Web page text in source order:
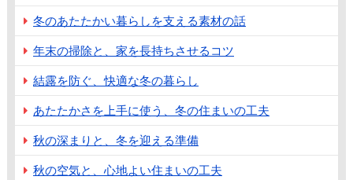
冬のあたたかい暮らしを支える素材の話
年末の掃除と、家を長持ちさせるコツ
結露を防ぐ、快適な冬の暮らし
あたたかさを上手に使う、冬の住まいの工夫
秋の深まりと、冬を迎える準備
秋の空気と、心地よい住まいの工夫